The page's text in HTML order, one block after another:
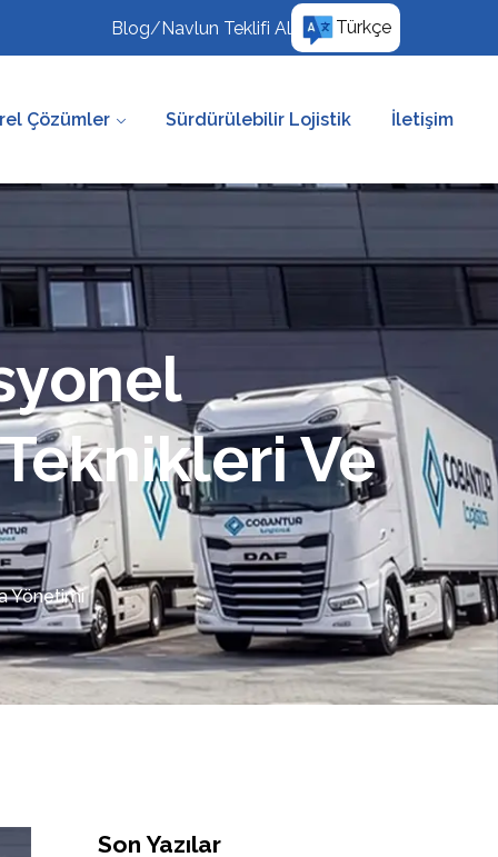
Blog/Navlun Teklifi Al Türkçe
Çözümler Sürdürülebilir Lojistik İletişim
Ve
Yönetimi
Son Yazılar